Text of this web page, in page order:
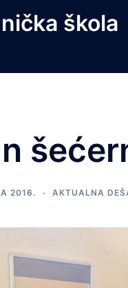
škola
2016. AKTUALNA